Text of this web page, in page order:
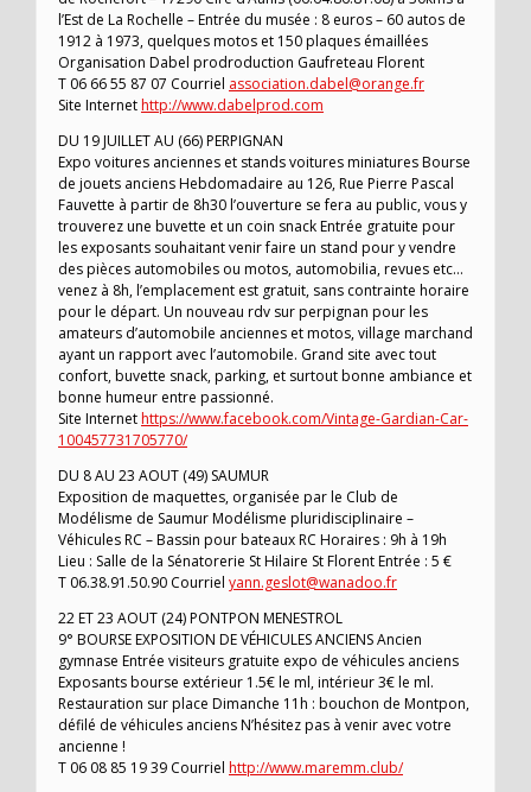
l’Est de La Rochelle – Entrée du musée : 8 euros – 60 autos de
1912 à 1973, quelques motos et 150 plaques émaillées
Organisation Dabel prodroduction Gaufreteau Florent
T 06 66 55 87 07 Courriel association.dabel@orange.fr
Site Internethttp://www.dabelprod.com
DU 19 JUILLET AU (66) PERPIGNAN
Expo voitures anciennes et stands voitures miniatures Bourse
de jouets anciens Hebdomadaire au 126, Rue Pierre Pascal
Fauvette à partir de 8h30 l’ouverture se fera au public, vous y
trouverez une buvette et un coin snack Entrée gratuite pour
les exposants souhaitant venir faire un stand pour y vendre
des pièces automobiles ou motos, automobilia, revues etc…
venez à 8h, l’emplacement est gratuit, sans contrainte horaire
pour le départ. Un nouveau rdv sur perpignan pour les
amateurs d’automobile anciennes et motos, village marchand
ayant un rapport avec l’automobile. Grand site avec tout
confort, buvette snack, parking, et surtout bonne ambiance et
bonne humeur entre passionné.
Site Internethttps://www.facebook.com/Vintage-Gardian-Car-
100457731705770/
DU 8 AU 23 AOUT (49) SAUMUR
Exposition de maquettes, organisée par le Club de
Modélisme de Saumur Modélisme pluridisciplinaire –
Véhicules RC – Bassin pour bateaux RC Horaires : 9h à 19h
Lieu : Salle de la Sénatorerie St Hilaire St Florent Entrée : 5 €
T 06.38.91.50.90 Courriel yann.geslot@wanadoo.fr
22 ET 23 AOUT (24) PONTPON MENESTROL
9° BOURSE EXPOSITION DE VÉHICULES ANCIENS Ancien
gymnase Entrée visiteurs gratuite expo de véhicules anciens
Exposants bourse extérieur 1.5€ le ml, intérieur 3€ le ml.
Restauration sur place Dimanche 11h : bouchon de Montpon,
défilé de véhicules anciens N’hésitez pas à venir avec votre
ancienne !
T 06 08 85 19 39 Courriel http://www.maremm.club/